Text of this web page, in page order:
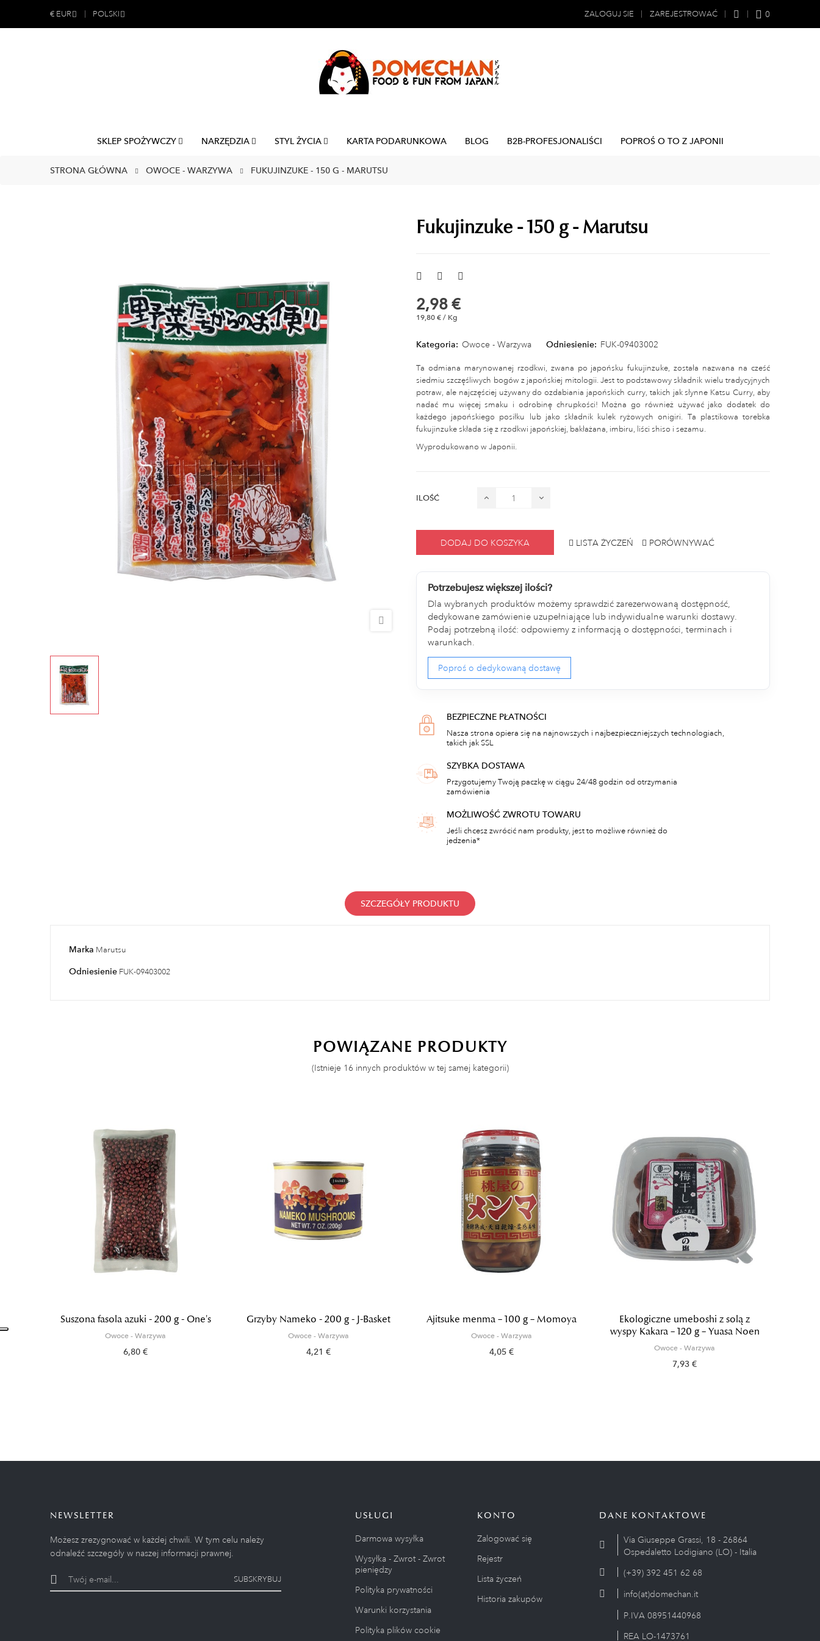
€ EUR POLSKI ZALOGUJ SIE ZAREJESTROWAĆ 0
SKLEP SPOŻYWCZY NARZĘDZIA STYL ŻYCIA KARTA PODARUNKOWA BLOG B2B-PROFESJONALIŚCI POPROŚ O TO Z JAPONII
STRONA GŁÓWNA OWOCE - WARZYWA FUKUJINZUKE - 150 G - MARUTSU
Fukujinzuke - 150 g - Marutsu
2,98 €
19,80 € / Kg
Kategoria: Owoce - Warzywa Odniesienie: FUK-09403002
Ta odmiana marynowanej rzodkwi, zwana po japońsku fukujinzuke, została nazwana na cześć
siedmiu szczęśliwych bogów z japońskiej mitologii. Jest to podstawowy składnik wielu tradycyjnych
potraw, ale najczęściej używany do ozdabiania japońskich curry, takich jak słynne Katsu Curry, aby
nadać mu więcej smaku i odrobinę chrupkości! Można go również używać jako dodatek do
każdego japońskiego posiłku lub jako składnik kulek ryżowych onigiri. Ta plastikowa torebka
fukujinzuke składa się z rzodkwi japońskiej, bakłażana, imbiru, liści shiso i sezamu.
Wyprodukowano w Japonii.
ILOŚĆ
DODAJ DO KOSZYKA LISTA ŻYCZEŃ PORÓWNYWAĆ
Potrzebujesz większej ilości?
Dla wybranych produktów możemy sprawdzić zarezerwowaną dostępność,
dedykowane zamówienie uzupełniające lub indywidualne warunki dostawy.
Podaj potrzebną ilość: odpowiemy z informacją o dostępności, terminach i
warunkach.
Poproś o dedykowaną dostawę
BEZPIECZNE PŁATNOŚCI
Nasza strona opiera się na najnowszych i najbezpieczniejszych technologiach,
takich jak SSL
SZYBKA DOSTAWA
Przygotujemy Twoją paczkę w ciągu 24/48 godzin od otrzymania
zamówienia
MOŻLIWOŚĆ ZWROTU TOWARU
Jeśli chcesz zwrócić nam produkty, jest to możliwe również do
jedzenia*
SZCZEGÓŁY PRODUKTU
Marka Marutsu
Odniesienie FUK-09403002
POWIĄZANE PRODUKTY
(Istnieje 16 innych produktów w tej samej kategorii)
Suszona fasola azuki - 200 g - One's
Owoce - Warzywa
6,80 €
Grzyby Nameko - 200 g - J-Basket
Owoce - Warzywa
4,21 €
Ajitsuke menma – 100 g – Momoya
Owoce - Warzywa
4,05 €
Ekologiczne umeboshi z solą z
wyspy Kakara – 120 g – Yuasa Noen
Owoce - Warzywa
7,93 €
NEWSLETTER
Możesz zrezygnować w każdej chwili. W tym celu należy
odnaleźć szczegóły w naszej informacji prawnej.
SUBSKRYBUJ
USŁUGI
Darmowa wysyłka
Wysyłka - Zwrot - Zwrot
pieniędzy
Polityka prywatności
Warunki korzystania
Polityka plików cookie
KONTO
Zalogować się
Rejestr
Lista życzeń
Historia zakupów
DANE KONTAKTOWE
Via Giuseppe Grassi, 18 - 26864
Ospedaletto Lodigiano (LO) - Italia
(+39) 392 451 62 68
info(at)domechan.it
P.IVA 08951440968
REA LO-1473761